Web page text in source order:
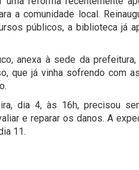
a comunidade local.
públicos, a biblioteca já
anexa à sede da
que já vinha sofrendo com
dia 4, às 16h, precisou
e reparar os danos. A
11.